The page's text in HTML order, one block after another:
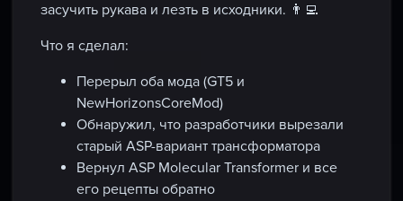
засучить рукава и лезть в исходники. 👨‍💻
Что я сделал:
Перерыл оба мода (GT5 и
NewHorizonsCoreMod)
Обнаружил, что разработчики вырезали
старый ASP-вариант трансформатора
Вернул ASP Molecular Transformer и все
его рецепты обратно